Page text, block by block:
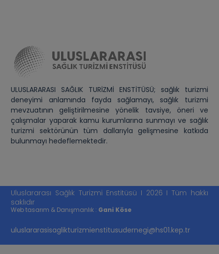
ULUSLARARASI SAĞLIK TURİZMİ ENSTİTÜSÜ; sağlık turizmi
deneyimi anlamında fayda sağlamayı, sağlık turizmi
mevzuatının geliştirilmesine yönelik tavsiye, öneri ve
çalışmalar yaparak kamu kurumlarına sunmayı ve sağlık
turizmi sektörünün tüm dallarıyla gelişmesine katkıda
bulunmayı hedeflemektedir.
Uluslararası Sağlık Turizmi Enstitüsü I 2026 I Tüm hakkı
saklıdır
Web tasarım & Danışmanlık : Gani Köse
uluslararasisaglikturizmienstitusudernegi@hs01.kep.tr